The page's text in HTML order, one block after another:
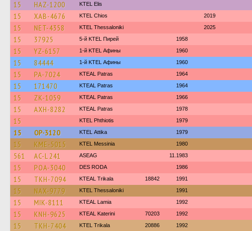
15 HAZ-1200 KTEL Elis
15 XAB-4676 KTEL Chios 2019
15 NET-4358 KTEL Thessaloniki 2025
15 37925 5-й KTEL Пирей 1958
15 YZ-6157 1-й KTEL Афины 1960
15 84444 1-й KTEL Афины 1960
15 PA-7024 KTEAL Patras 1964
15 171470 KTEAL Patras 1964
15 ZK-1059 KTEAL Patras 1966
15 AXH-8282 KTEAL Patras 1978
15 ΚΤΕL Phthiotis 1979
15 OP-3120 KΤΕL Αttika 1979
15 KME-5015 KTEL Messinia 1980
561 AC-L 241 ASEAG 11.1983
15 POA-3040 DES RODA 1986
15 TKH-7094 KTEAL Trikala 18842 1991
15 NAX-9779 KTEL Thessaloniki 1991
15 MIK-8111 KTEAL Lamia 1992
15 KNH-9625 KTEAL Katerini 70203 1992
15 TKH-7404 ΚΤΕL Τrikala 20886 1992